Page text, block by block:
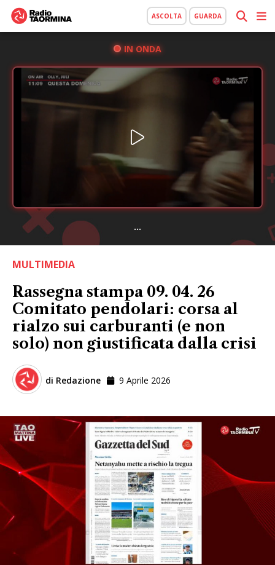
ASCOLTA GUARDA
IN ONDA
...
MULTIMEDIA
Rassegna stampa 09. 04. 26
Comitato pendolari: corsa al
rialzo sui carburanti (e non
solo) non giustificata dalla crisi
di Redazione 9 Aprile 2026